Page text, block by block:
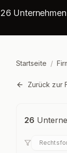
26
Startseite /
Zurück zur
26